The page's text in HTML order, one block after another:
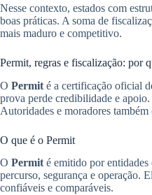
Nesse contexto, estados com
boas práticas. A soma de
mais maduro e competitivo.
Permit, regras e fiscalização: por
O Permit é a certificação oficial
prova perde credibilidade e
Autoridades e moradores
O que é o Permit
O Permité emitido por
percurso, segurança e operação.
confiáveis e comparáveis.